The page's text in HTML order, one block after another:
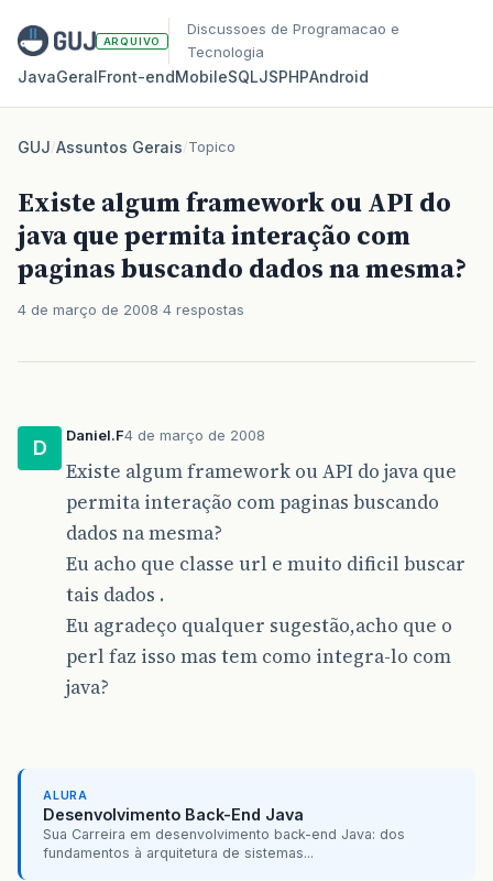
ARQUIVO
Discussoes de Programacao e
Tecnologia
JavaGeralFront‑endMobileSQLJSPHPAndroid
GUJ/Assuntos Gerais/Topico
Existe algum framework ou API do
java que permita interação com
paginas buscando dados na mesma?
4 de março de 2008 4 respostas
D
Daniel.F4 de março de 2008
Existe algum framework ou API do java que
permita interação com paginas buscando
dados na mesma?
Eu acho que classe url e muito dificil buscar
tais dados .
Eu agradeço qualquer sugestão,acho que o
perl faz isso mas tem como integra-lo com
java?
ALURA
Desenvolvimento Back-End Java
Sua Carreira em desenvolvimento back-end Java: dos
fundamentos à arquitetura de sistemas...